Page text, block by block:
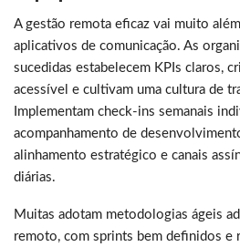
A gestão remota eficaz vai muito
aplicativos de comunicação. As
sucedidas estabelecem KPIs claros,
acessível e cultivam uma cultura de
Implementam check-ins semanais
acompanhamento de
alinhamento estratégico e canais
diárias.
Muitas adotam metodologias ágeis
remoto, com sprints bem definidos e